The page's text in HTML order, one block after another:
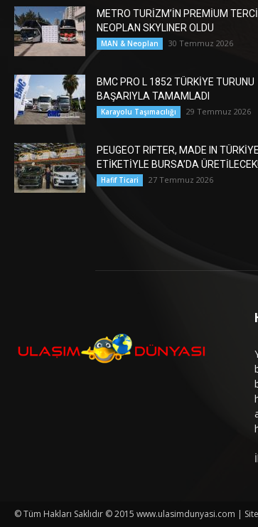
METRO TURİZM’İN PREMİUM
NEOPLAN SKYLINER OLDU
MAN & Neoplan 30 Temmuz 2026
BMC PRO L 1852 TÜRKİYE TURUNU
BAŞARIYLA TAMAMLADI
Karayolu Taşımacılığı 29 Temmuz 2026
PEUGEOT RIFTER, MADE IN TÜRKİYE
ETİKETİYLE BURSA’DA ÜRETİLECEK!
Hafif Ticari 27 Temmuz 2026
© Tüm Hakları Saklıdır © 2015 www.ulasimdunyasi.com |